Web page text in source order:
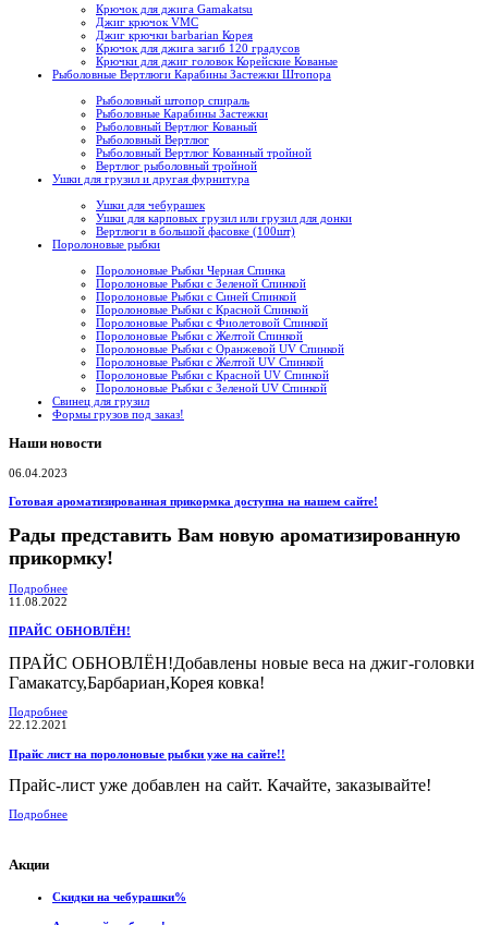
Крючок для джига Gamakatsu
Джиг крючок VMC
Джиг крючки barbarian Корея
Крючок для джига загиб 120 градусов
Крючки для джиг головок Корейские Кованые
Рыболовные Вертлюги Карабины Застежки Штопора
Рыболовный штопор спираль
Рыболовные Карабины Застежки
Рыболовный Вертлюг Кованый
Рыболовный Вертлюг
Рыболовный Вертлюг Кованный тройной
Вертлюг рыболовный тройной
Ушки для грузил и другая фурнитура
Ушки для чебурашек
Ушки для карповых грузил или грузил для донки
Вертлюги в большой фасовке (100шт)
Поролоновые рыбки
Поролоновые Рыбки Черная Спинка
Поролоновые Рыбки с Зеленой Спинкой
Поролоновые Рыбки с Синей Спинкой
Поролоновые Рыбки с Красной Спинкой
Поролоновые Рыбки с Фиолетовой Спинкой
Поролоновые Рыбки с Желтой Спинкой
Поролоновые Рыбки с Оранжевой UV Спинкой
Поролоновые Рыбки с Желтой UV Спинкой
Поролоновые Рыбки с Красной UV Спинкой
Поролоновые Рыбки с Зеленой UV Спинкой
Свинец для грузил
Формы грузов под заказ!
Наши новости
06.04.2023
Готовая ароматизированная прикормка доступна на нашем сайте!
Рады представить Вам новую ароматизированную
прикормку!
Подробнее
11.08.2022
ПРАЙС ОБНОВЛЁН!
ПРАЙС ОБНОВЛЁН!Добавлены новые веса на джиг-головки
Гамакатсу,Барбариан,Корея ковка!
Подробнее
22.12.2021
Прайс лист на поролоновые рыбки уже на сайте!!
Прайс-лист уже добавлен на сайт. Качайте, заказывайте!
Подробнее
Акции
Скидки на чебурашки%